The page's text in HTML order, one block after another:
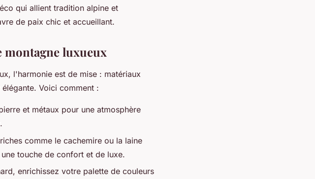
qui allient tradition alpine et
de paix chic et accueillant.
luxueux
l'harmonie est de mise : matériaux
Voici comment :
et métaux pour une atmosphère
comme le cachemire ou la laine
touche de confort et de luxe.
enrichissez votre palette de couleurs